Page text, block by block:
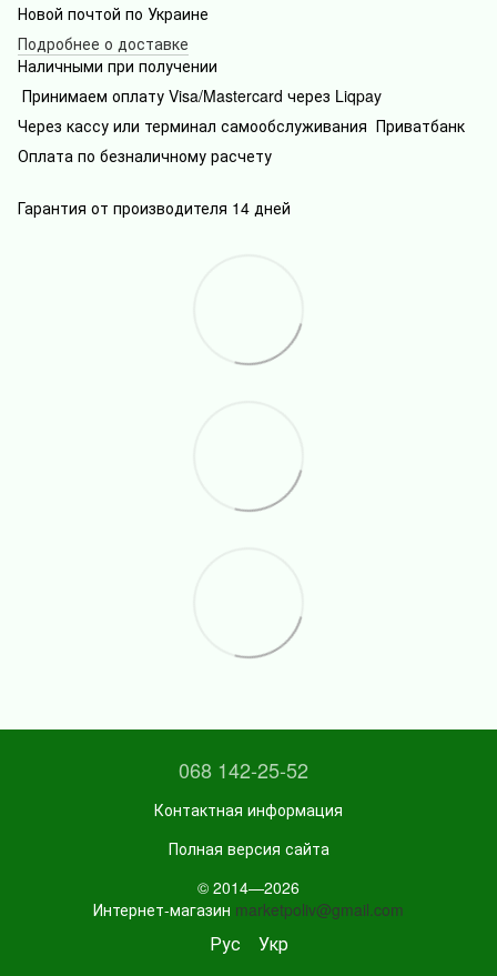
Новой почтой по Украине
Подробнее о доставке
Наличными при получении
Принимаем оплату Visa/Mastercard через Liqpay
Через кассу или терминал самообслуживания Приватбанк
Оплата по безналичному расчету
Гарантия от производителя 14 дней
068 142-25-52
Контактная информация
Полная версия сайта
© 2014—2026
Интернет-магазин marketpoliv@gmail.com
Рус Укр